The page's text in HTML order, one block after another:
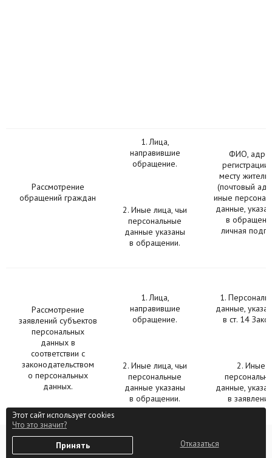
Рассмотрение
обращений граждан
1. Лица,
направившие
обращение.
2. Иные лица, чьи
персональные
данные указаны
в обращении.
ФИО,
регистрации
месту
(почтовый
иные
данные,
в
личная
Рассмотрение
заявлений субъектов
персональных
данных в
соответствии с
законодательством
о персональных
данных.
1. Лица,
направившие
обращение.
2. Иные лица, чьи
персональные
данные указаны
в обращении.
1.
данные,
в ст. 14
2. Иные
данные,
в
Избранное Войти
Этот сайт использует cookies
Что это значит?
Принять Отказаться